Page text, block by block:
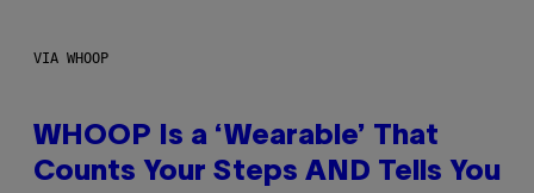
VIA WHOOP
WHOOP Is a ‘Wearable’ That
Counts Your Steps AND Tells You